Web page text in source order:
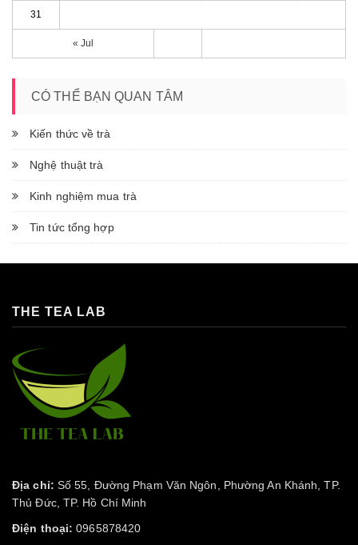
« Jul
31
CÓ THỂ BẠN QUAN TÂM
Kiến thức về trà
Nghệ thuật trà
Kinh nghiệm mua trà
Tin tức tổng hợp
THE TEA LAB
Địa chỉ: Số 55, Đường Phạm Văn Ngôn, Phường An Khánh, TP.
Thủ Đức, TP. Hồ Chí Minh
Điện thoại: 0965878420